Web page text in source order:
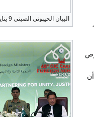
البيان الجيبوتي الصيني 9 يناير 2020.